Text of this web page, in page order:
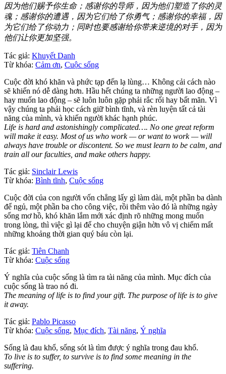
因为他们赐予你生命；感谢你的导师，因为他们塑造了你的灵
魂；感谢你的遭遇，因为它们给了你勇气；感谢你的幸福，因
为它们给了你动力；同时也要感谢给你带来逆境的对手，因为
他们让你更加坚强。
Tác giả: Khuyết Danh
Từ khóa: Cảm ơn, Cuộc sống
Cuộc đời khó khăn và phức tạp đến lạ lùng… Không cải cách nào
sẽ khiến nó dễ dàng hơn. Hầu hết chúng ta những người lao động –
hay muốn lao động – sẽ luôn luôn gặp phải rắc rối hay bất mãn. Vì
vậy chúng ta phải học cách giữ bình tĩnh, và rèn luyện tất cả tài
năng của mình, và khiến người khác hạnh phúc.
Life is hard and astonishingly complicated…. No one great reform
will make it easy. Most of us who work — or want to work — will
always have trouble or discontent. So we must learn to be calm, and
train all our faculties, and make others happy.
Tác giả: Sinclair Lewis
Từ khóa: Bình tĩnh, Cuộc sống
Cuộc đời của con người vốn chẳng lấy gì làm dài, một phần ba dành
để ngủ, một phần ba cho công việc, rồi thêm vào đó là những ngày
sống mơ hồ, khó khăn lắm mới xác định rõ những mong muốn
trong lòng, thì việc gì lại để cho chuyện giận hờn vô vị chiếm mất
những khoảng thời gian quý báu còn lại.
Tác giả: Tiên Chanh
Từ khóa: Cuộc sống
Ý nghĩa của cuộc sống là tìm ra tài năng của mình. Mục đích của
cuộc sống là trao nó đi.
The meaning of life is to find your gift. The purpose of life is to give
it away.
Tác giả: Pablo Picasso
Từ khóa: Cuộc sống, Mục đích, Tài năng, Ý nghĩa
Sống là đau khổ, sống sót là tìm được ý nghĩa trong đau khổ.
To live is to suffer, to survive is to find some meaning in the
suffering.